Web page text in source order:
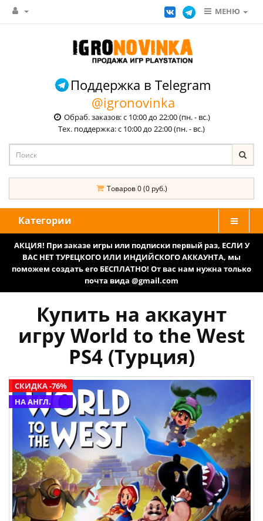
МЕНЮ
Поддержка в Telegram
@igronovinka
Обраб. заказов: с 10:00 до 22:00 (пн. - вс.)
Тех. поддержка: с 10:00 до 22:00 (пн. - вс.)
Товаров 0 (0 руб.)
Категории
АКЦИЯ! При заказе игры или подписки первый раз, ЕСЛИ У
ВАС НЕТ ТУРЕЦКОГО ИЛИ ИНДИЙСКОГО АККАУНТА, мы
поможем создать его БЕСПЛАТНО! От вас нам нужна только
почта вида @gmail.com
Купить на аккаунт
игру World to the West
PS4 (Турция)
СКИДКА -76%
НА АНГЛ.